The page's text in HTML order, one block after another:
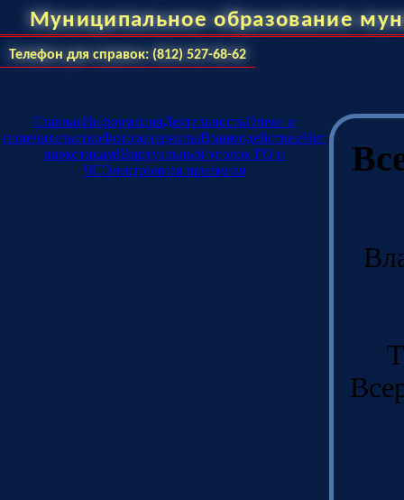
Муниципальное образование
Телефон для справок: (812) 527-68-62
ГлавнаяИнформацияДеятельностьОпека и
попечительствоФотоматериалыВзаимодействиеНет
наркотикам!Виртуальный уголок ГО и
ЧСЭлектронная приемная